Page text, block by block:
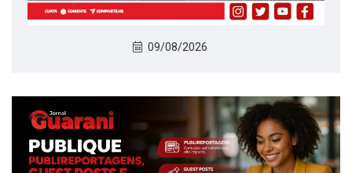
09/08/2026